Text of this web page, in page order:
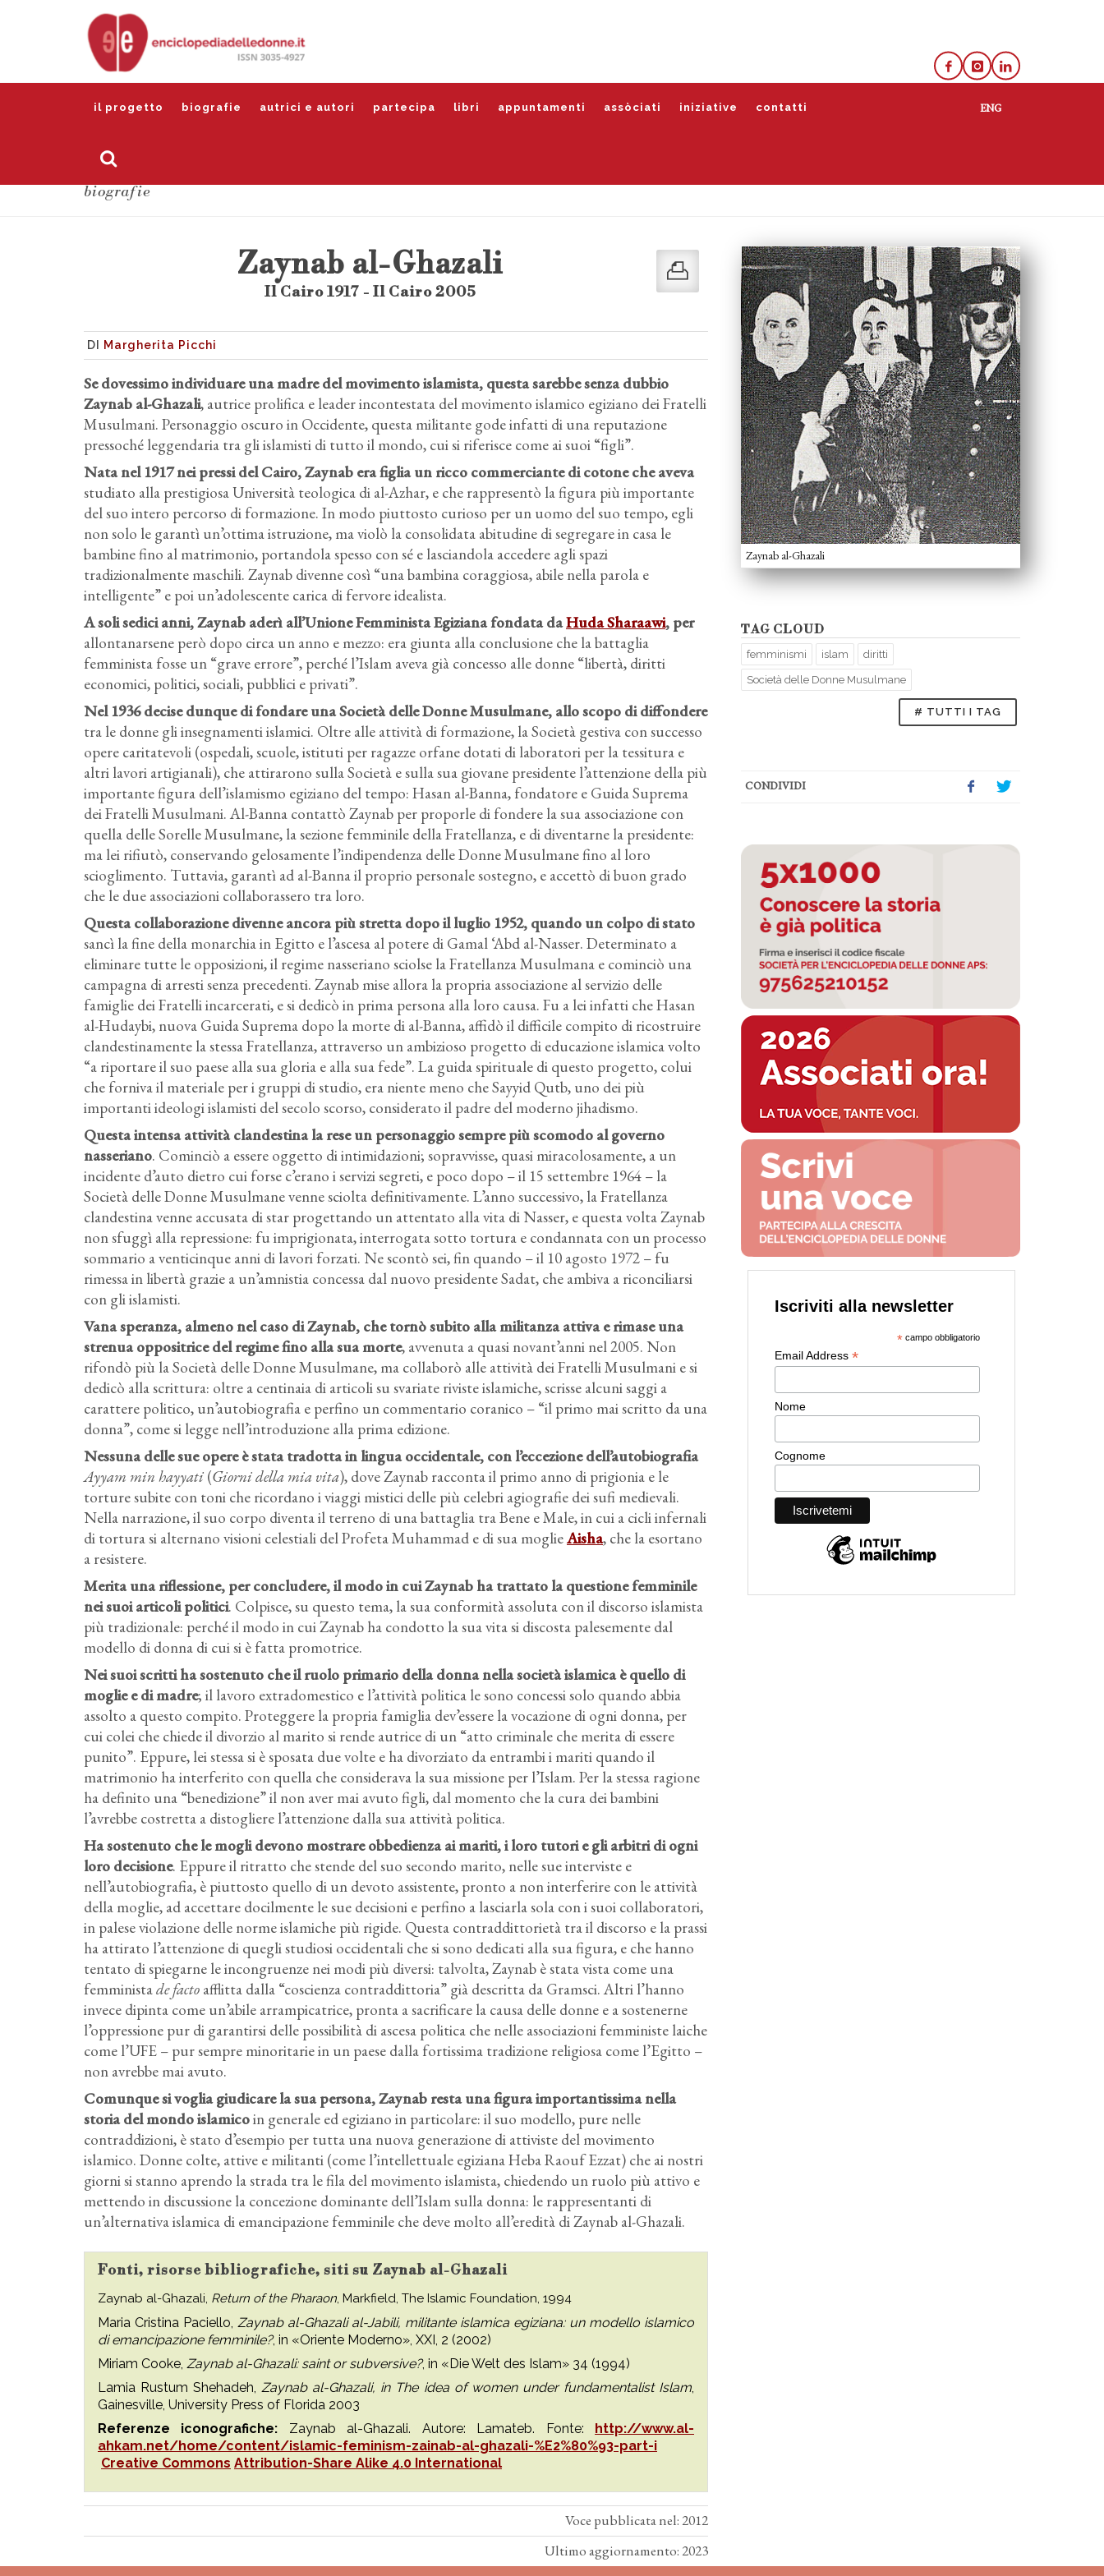
il progetto biografie autrici e autori partecipa libri appuntamenti assòciati iniziative contatti
biografie
Zaynab al-Ghazali
TAG CLOUD
femminismi islam diritti
Società delle Donne Musulmane
# TUTTI I TAG
CONDIVIDI
Zaynab al-Ghazali
Il Cairo 1917 - Il Cairo 2005
DI Margherita Picchi
Se dovessimo individuare una madre del movimento islamista, questa sarebbe senza dubbio
Zaynab al-Ghazali, autrice prolifica e leader incontestata del movimento islamico egiziano dei Fratelli
Musulmani. Personaggio oscuro in Occidente, questa militante gode infatti di una reputazione
pressoché leggendaria tra gli islamisti di tutto il mondo, cui si riferisce come ai suoi “figli”.
Nata nel 1917 nei pressi del Cairo, Zaynab era figlia un ricco commerciante di cotoneche aveva
studiato alla prestigiosa Università teologica di al-Azhar, e che rappresentò la figura più importante
del suo intero percorso di formazione. In modo piuttosto curioso per un uomo del suo tempo, egli
non solo le garantì un’ottima istruzione, ma violò la consolidata abitudine di segregare in casa le
bambine fino al matrimonio, portandola spesso con sé e lasciandola accedere agli spazi
tradizionalmente maschili. Zaynab divenne così “una bambina coraggiosa, abile nella parola e
intelligente” e poi un’adolescente carica di fervore idealista.
A soli sedici anni, Zaynab aderì all’Unione Femminista Egiziana fondata daHuda Sharaawi, per
allontanarsene però dopo circa un anno e mezzo: era giunta alla conclusione che la battaglia
femminista fosse un “grave errore”, perché l’Islam aveva già concesso alle donne “libertà, diritti
economici, politici, sociali, pubblici e privati”.
Nel 1936 decise dunque di fondare una Società delle Donne Musulmane, allo scopo di diffondere
tra le donne gli insegnamenti islamici. Oltre alle attività di formazione, la Società gestiva con successo
opere caritatevoli (ospedali, scuole, istituti per ragazze orfane dotati di laboratori per la tessitura e
altri lavori artigianali), che attirarono sulla Società e sulla sua giovane presidente l’attenzione della più
importante figura dell’islamismo egiziano del tempo: Hasan al-Banna, fondatore e Guida Suprema
dei Fratelli Musulmani. Al-Banna contattò Zaynab per proporle di fondere la sua associazione con
quella delle Sorelle Musulmane, la sezione femminile della Fratellanza, e di diventarne la presidente:
ma lei rifiutò, conservando gelosamente l’indipendenza delle Donne Musulmane fino al loro
scioglimento. Tuttavia, garantì ad al-Banna il proprio personale sostegno, e accettò di buon grado
che le due associazioni collaborassero tra loro.
Questa collaborazione divenne ancora più stretta dopo il luglio 1952, quando un colpo di stato
sancì la fine della monarchia in Egitto e l’ascesa al potere di Gamal ‘Abd al-Nasser. Determinato a
eliminare tutte le opposizioni, il regime nasseriano sciolse la Fratellanza Musulmana e cominciò una
campagna di arresti senza precedenti. Zaynab mise allora la propria associazione al servizio delle
famiglie dei Fratelli incarcerati, e si dedicò in prima persona alla loro causa. Fu a lei infatti che Hasan
al-Hudaybi, nuova Guida Suprema dopo la morte di al-Banna, affidò il difficile compito di ricostruire
clandestinamente la stessa Fratellanza, attraverso un ambizioso progetto di educazione islamica volto
“a riportare il suo paese alla sua gloria e alla sua fede”. La guida spirituale di questo progetto, colui
che forniva il materiale per i gruppi di studio, era niente meno che Sayyid Qutb, uno dei più
importanti ideologi islamisti del secolo scorso, considerato il padre del moderno jihadismo.
Questa intensa attività clandestina la rese un personaggio sempre più scomodo al governo
nasseriano. Cominciò a essere oggetto di intimidazioni; sopravvisse, quasi miracolosamente, a un
incidente d’auto dietro cui forse c’erano i servizi segreti, e poco dopo – il 15 settembre 1964 – la
Società delle Donne Musulmane venne sciolta definitivamente. L’anno successivo, la Fratellanza
clandestina venne accusata di star progettando un attentato alla vita di Nasser, e questa volta Zaynab
non sfuggì alla repressione: fu imprigionata, interrogata sotto tortura e condannata con un processo
sommario a venticinque anni di lavori forzati. Ne scontò sei, fin quando – il 10 agosto 1972 – fu
rimessa in libertà grazie a un’amnistia concessa dal nuovo presidente Sadat, che ambiva a riconciliarsi
con gli islamisti.
Vana speranza, almeno nel caso di Zaynab, che tornò subito alla militanza attiva e rimase una
strenua oppositrice del regime fino alla sua morte, avvenuta a quasi novant’anni nel 2005. Non
rifondò più la Società delle Donne Musulmane, ma collaborò alle attività dei Fratelli Musulmani e si
dedicò alla scrittura: oltre a centinaia di articoli su svariate riviste islamiche, scrisse alcuni saggi a
carattere politico, un’autobiografia e perfino un commentario coranico – “il primo mai scritto da una
donna”, come si legge nell’introduzione alla prima edizione.
Nessuna delle sue opere è stata tradotta in lingua occidentale, con l’eccezione dell’autobiografia
Ayyam min hayyati (Giorni della mia vita), dove Zaynab racconta il primo anno di prigionia e le
torture subite con toni che ricordano i viaggi mistici delle più celebri agiografie dei sufi medievali.
Nella narrazione, il suo corpo diventa il terreno di una battaglia tra Bene e Male, in cui a cicli infernali
di tortura si alternano visioni celestiali del Profeta Muhammad e di sua moglieAisha, che la esortano
a resistere.
Merita una riflessione, per concludere, il modo in cui Zaynab ha trattato la questione femminile
nei suoi articoli politici. Colpisce, su questo tema, la sua conformità assoluta con il discorso islamista
più tradizionale: perché il modo in cui Zaynab ha condotto la sua vita si discosta palesemente dal
modello di donna di cui si è fatta promotrice.
Nei suoi scritti ha sostenuto che il ruolo primario della donna nella società islamica è quello di
moglie e di madre; il lavoro extradomestico e l’attività politica le sono concessi solo quando abbia
assolto a questo compito. Proteggere la propria famiglia dev’essere la vocazione di ogni donna, per
cui colei che chiede il divorzio al marito si rende autrice di un “atto criminale che merita di essere
punito”. Eppure, lei stessa si è sposata due volte e ha divorziato da entrambi i mariti quando il
matrimonio ha interferito con quella che considerava la sua missione per l’Islam. Per la stessa ragione
ha definito una “benedizione” il non aver mai avuto figli, dal momento che la cura dei bambini
l’avrebbe costretta a distogliere l’attenzione dalla sua attività politica.
Ha sostenuto che le mogli devono mostrare obbedienza ai mariti, i loro tutori e gli arbitri di ogni
loro decisione. Eppure il ritratto che stende del suo secondo marito, nelle sue interviste e
nell’autobiografia, è piuttosto quello di un devoto assistente, pronto a non interferire con le attività
della moglie, ad accettare docilmente le sue decisioni e perfino a lasciarla sola con i suoi collaboratori,
in palese violazione delle norme islamiche più rigide. Questa contraddittorietà tra il discorso e la prassi
ha attirato l’attenzione di quegli studiosi occidentali che si sono dedicati alla sua figura, e che hanno
tentato di spiegarne le incongruenze nei modi più diversi: talvolta, Zaynab è stata vista come una
femministade facto afflitta dalla “coscienza contraddittoria” già descritta da Gramsci. Altri l’hanno
invece dipinta come un’abile arrampicatrice, pronta a sacrificare la causa delle donne e a sostenerne
l’oppressione pur di garantirsi delle possibilità di ascesa politica che nelle associazioni femministe laiche
come l’UFE – pur sempre minoritarie in un paese dalla fortissima tradizione religiosa come l’Egitto –
non avrebbe mai avuto.
Comunque si voglia giudicare la sua persona, Zaynab resta una figura importantissima nella
storia del mondo islamicoin generale ed egiziano in particolare: il suo modello, pure nelle
contraddizioni, è stato d’esempio per tutta una nuova generazione di attiviste del movimento
islamico. Donne colte, attive e militanti (come l’intellettuale egiziana Heba Raouf Ezzat) che ai nostri
giorni si stanno aprendo la strada tra le fila del movimento islamista, chiedendo un ruolo più attivo e
mettendo in discussione la concezione dominante dell’Islam sulla donna: le rappresentanti di
un’alternativa islamica di emancipazione femminile che deve molto all’eredità di Zaynab al-Ghazali.
Fonti, risorse bibliografiche, siti su Zaynab al-Ghazali
Zaynab al-Ghazali, Return of the Pharaon, Markfield, The Islamic Foundation, 1994
Maria Cristina Paciello, Zaynab al-Ghazali al-Jabili, militante islamica egiziana: un modello islamico
di emancipazione femminile?, in «Oriente Moderno», XXI, 2 (2002)
Miriam Cooke, Zaynab al-Ghazali: saint or subversive?, in «Die Welt des Islam» 34 (1994)
Lamia Rustum Shehadeh,Zaynab al-Ghazali, in The idea of women under fundamentalist Islam,
Gainesville, University Press of Florida 2003
Referenze iconografiche: Zaynab al-Ghazali. Autore: Lamateb. Fonte: http://www.al-
ahkam.net/home/content/islamic-feminism-zainab-al-ghazali-%E2%80%93-part-i
Creative Commons Attribution-Share Alike 4.0 International
Voce pubblicata nel: 2012
Ultimo aggiornamento: 2023